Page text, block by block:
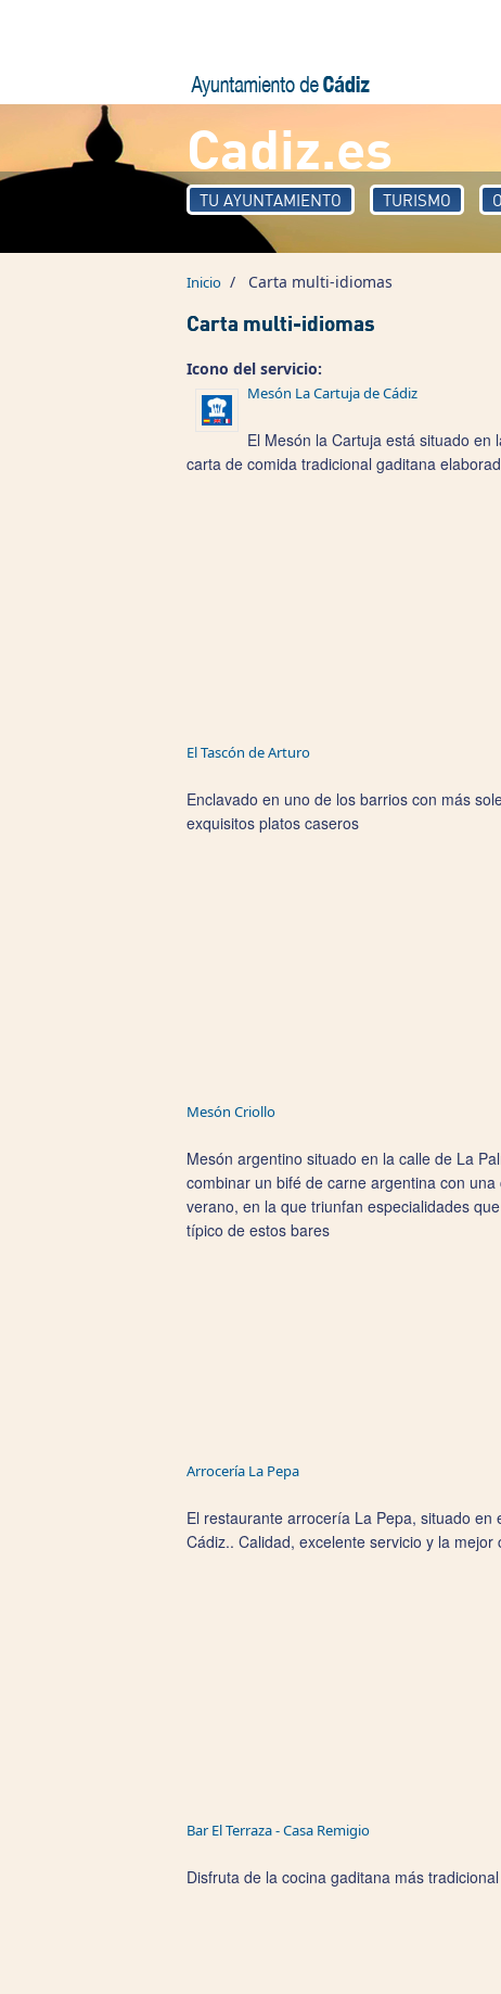
Cadiz.es
TU AYUNTAMIENTO TURISMO
Inicio / Carta multi-idiomas
Carta multi-idiomas
Icono del servicio:
Mesón La Cartuja de Cádiz
El Mesón la Cartuja está situado
carta de comida tradicional gaditana
El Tascón de Arturo
Enclavado en uno de los barrios con más
exquisitos platos caseros
Mesón Criollo
Mesón argentino situado en la calle de La
combinar un bifé de carne argentina con
verano, en la que triunfan especialidades
típico de estos bares
Arrocería La Pepa
El restaurante arrocería La Pepa, situado
Cádiz.. Calidad, excelente servicio y la
Bar El Terraza - Casa Remigio
Disfruta de la cocina gaditana más